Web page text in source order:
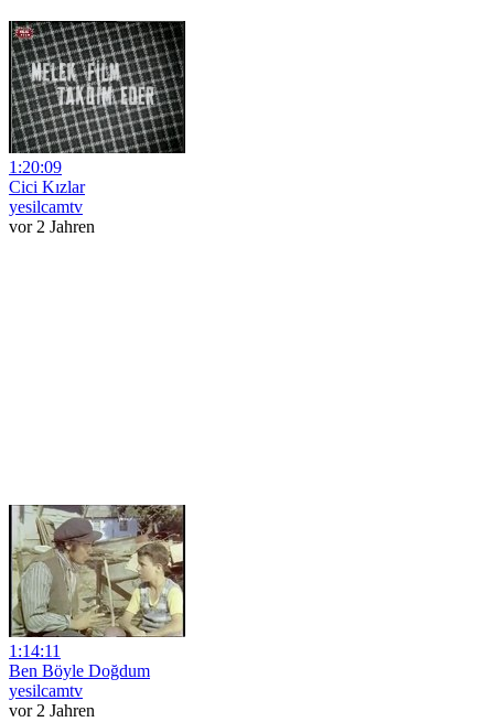
1:20:09
Cici Kızlar
yesilcamtv
vor 2 Jahren
1:14:11
Ben Böyle Doğdum
yesilcamtv
vor 2 Jahren